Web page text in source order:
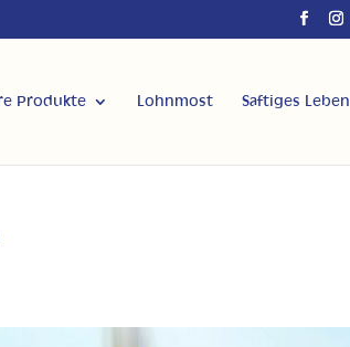
Produkte Lohnmost Saftiges Leben